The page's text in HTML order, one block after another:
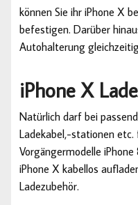
können Sie ihr iPhone X
befestigen. Darüber
Autohalterung
iPhone X
Natürlich darf bei
Ladekabel,-stationen etc.
Vorgängermodelle
iPhone X kabellos
Ladezubehör.